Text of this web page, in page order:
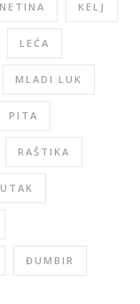
KELJ
LEĆA
MLADI LUK
PITA
RAŠTIKA
ĐUMBIR